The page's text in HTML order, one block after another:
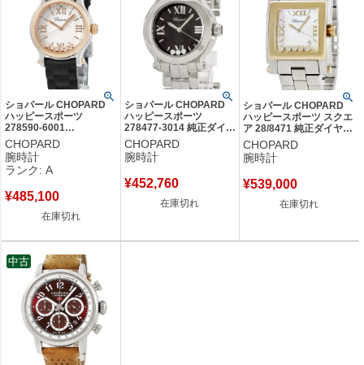
ショパール CHOPARD
ハッピースポーツ
278590-6001
K18RG×SS コンビ 純正
ダイヤ ムービングダイヤ
レディース 腕時計クオー
ツ ホワイト 【中古】中
CHOPARD
腕時計
ランク: A
¥485,100
在庫切れ
ショパール CHOPARD
ハッピースポーツ
278477-3014 純正ダイヤ
デイト ローマン バー メ
ンズ レディース 腕時計
クオーツ ブラック 【中
CHOPARD
腕時計
¥452,760
在庫切れ
ショパール CHOPARD
ハッピースポーツ スクエ
ア 28/8471 純正ダイヤ
5P K18YG×SS コンビ シ
ェル メンズ 腕時計クオー
ツ ホワイト 【中古】
CHOPARD
腕時計
¥539,000
在庫切れ
中古